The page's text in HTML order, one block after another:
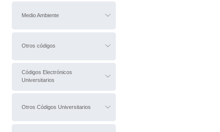
Medio Ambiente
Otros códigos
Códigos Electrónicos
Universitarios
Otros Códigos Universitarios